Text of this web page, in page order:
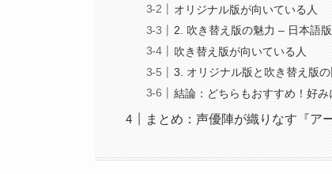
オリジナル版が向いている人
2. 吹き替え版の魅力 – 日本語
吹き替え版が向いている人
3. オリジナル版と吹き替え版
結論：どちらもおすすめ！好み
まとめ：声優陣が織りなす『ア